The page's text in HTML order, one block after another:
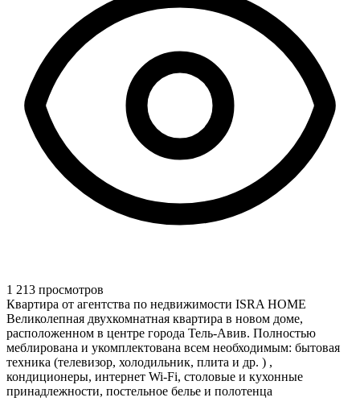
1 213 просмотров
Квартира от агентства по недвижимости ISRA HOME
Великолепная двухкомнатная квартира в новом доме,
расположенном в центре города Тель-Авив. Полностью
меблирована и укомплектована всем необходимым: бытовая
техника (телевизор, холодильник, плита и др. ) ,
кондиционеры, интернет Wi-Fi, столовые и кухонные
принадлежности, постельное белье и полотенца